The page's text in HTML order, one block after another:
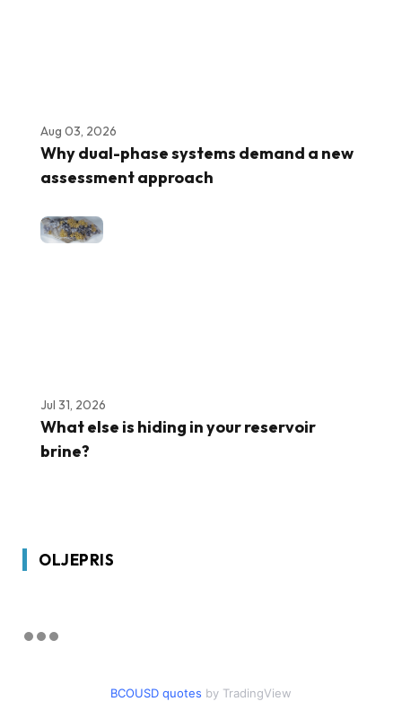
Aug 03, 2026
Why dual-phase systems demand a new
assessment approach
Jul 31, 2026
What else is hiding in your reservoir
brine?
OLJEPRIS
BCOUSD quotes by TradingView